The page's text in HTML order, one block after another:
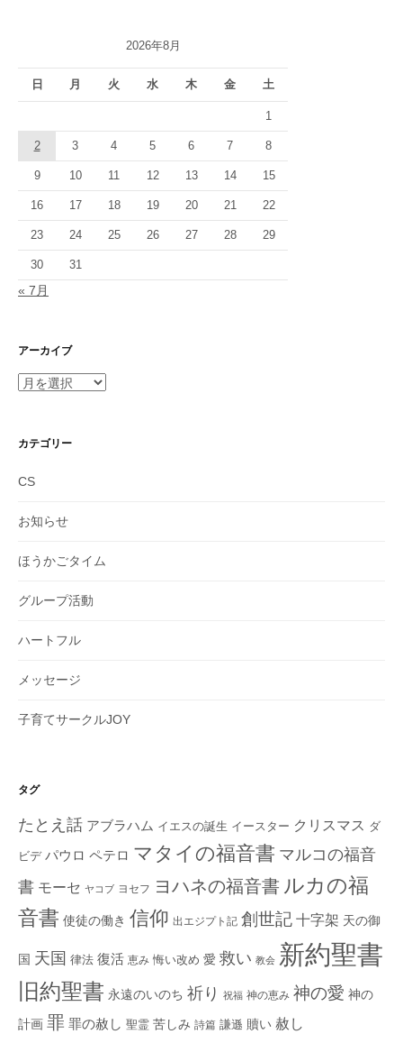
シ
ン
2026年8月
日 月 火 水 木 金 土
1
2 3 4 5 6 7 8
9 10 11 12 13 14 15
16 17 18 19 20 21 22
23 24 25 26 27 28 29
30 31
« 7月
アーカイブ
ア
イ
カテゴリー
CS
お知らせ
ほうかごタイム
グループ活動
ハートフル
メッセージ
子育てサークルJOY
タグ
たとえ話 アブラハム イエスの誕生 イースター クリスマス ダ
ビデ パウロ ペテロ マタイの福音書 マルコの福音
書 モーセ ヤコブ ヨセフ ヨハネの福音書 ルカの福
音書 使徒の働き 信仰 出エジプト記 創世記 十字架 天の御
国 天国 律法 復活 恵み 悔い改め 愛 救い 教会 新約聖書
旧約聖書 永遠のいのち 祈り 祝福 神の恵み 神の愛 神の
計画 罪 罪の赦し 聖霊 苦しみ 詩篇 謙遜 贖い 赦し